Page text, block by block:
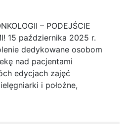
– PODEJŚCIE
15 października 2025 r.
dedykowane osobom
nad pacjentami
edycjach zajęć
i położne,